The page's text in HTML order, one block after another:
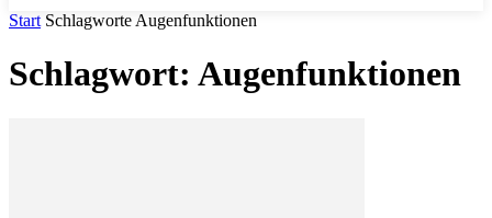
Start Schlagworte Augenfunktionen
Schlagwort: Augenfunktionen